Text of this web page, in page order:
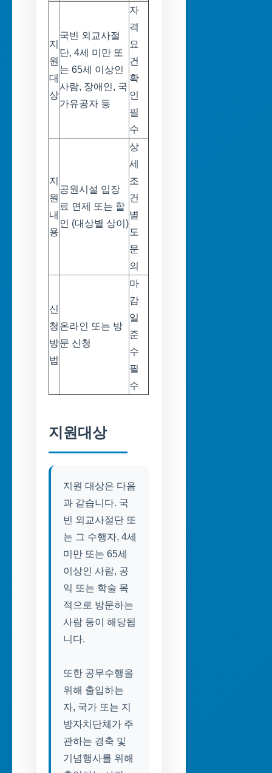
지
원
대
상
국빈 외교사절
단, 4세 미만 또
는 65세 이상인
사람, 장애인, 국
가유공자 등
자
격
요
건
확
인
필
수
지
원
내
용
공원시설 입장
료 면제 또는 할
인 (대상별 상이)
상
세
조
건
별
도
문
의
신
청
방
법
온라인 또는 방
문 신청
마
감
일
준
수
필
수
지원대상
지원 대상은 다음
과 같습니다. 국
빈 외교사절단 또
는 그 수행자, 4세
미만 또는 65세
이상인 사람, 공
익 또는 학술 목
적으로 방문하는
사람 등이 해당됩
니다.
또한 공무수행을
위해 출입하는
자, 국가 또는 지
방자치단체가 주
관하는 경축 및
기념행사를 위해